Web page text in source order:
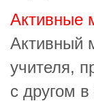
Активные
Активный
учителя,
с другом